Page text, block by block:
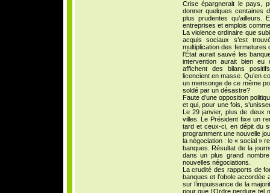
Crise épargnerait le pays,
donner quelques centaines
plus prudentes
entreprises et emplois
La violence ordinaire que
acquis sociaux s’est
multiplication des fermetures
l’État aurait sauvé les
intervention aurait bien eu
affichent des bilans
licencient en masse. Qu’en
un mensonge de ce même
soldé par un désastre?
Faute d’une opposition
et qui, pour une fois,
Le 29 janvier, plus de deux
villes. Le Président fixe un
tard et ceux-ci, en dépit du
programment une nouvelle
la négociation : le « social »
banques. Résultat de la
dans un plus grand
nouvelles négociations.
La crudité des rapports de
banques et l’obole accordée
sur l’impuissance de la
pour que l’Ordre perdure tel